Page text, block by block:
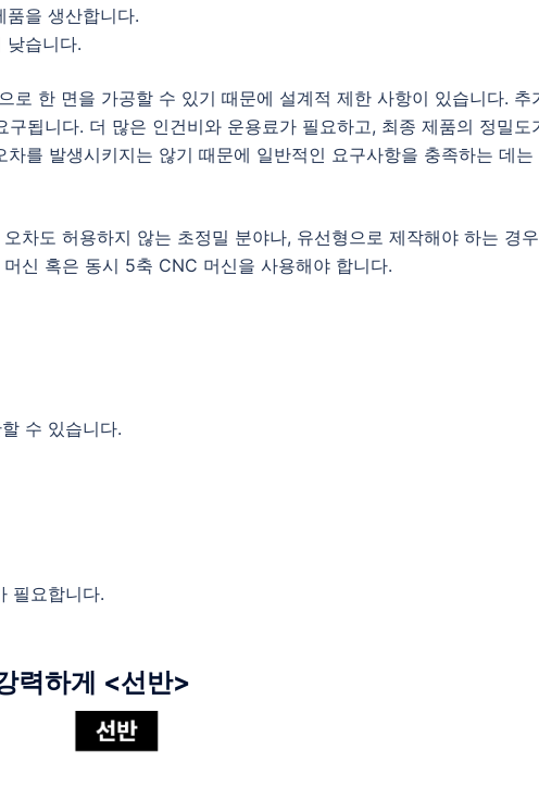
을 생산합니다.
낮습니다.
로 한 면을 가공할 수 있기 때문에 설계적 제한 사항이 있습니다. 추
됩니다. 더 많은 인건비와 운용료가 필요하고, 최종 제품의 정밀도
를 발생시키지는 않기 때문에 일반적인 요구사항을 충족하는 데는
차도 허용하지 않는 초정밀 분야나, 유선형으로 제작해야 하는 경
신 혹은 동시 5축 CNC 머신을 사용해야 합니다.
수 있습니다.
필요합니다.
력하게 <선반>